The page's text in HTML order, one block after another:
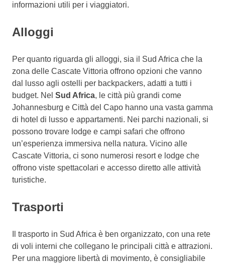
informazioni utili per i viaggiatori.
Alloggi
Per quanto riguarda gli alloggi, sia il Sud Africa che la
zona delle Cascate Vittoria offrono opzioni che vanno
dal lusso agli ostelli per backpackers, adatti a tutti i
budget. Nel Sud Africa, le città più grandi come
Johannesburg e Città del Capo hanno una vasta gamma
di hotel di lusso e appartamenti. Nei parchi nazionali, si
possono trovare lodge e campi safari che offrono
un’esperienza immersiva nella natura. Vicino alle
Cascate Vittoria, ci sono numerosi resort e lodge che
offrono viste spettacolari e accesso diretto alle attività
turistiche.
Trasporti
Il trasporto in Sud Africa è ben organizzato, con una rete
di voli interni che collegano le principali città e attrazioni.
Per una maggiore libertà di movimento, è consigliabile